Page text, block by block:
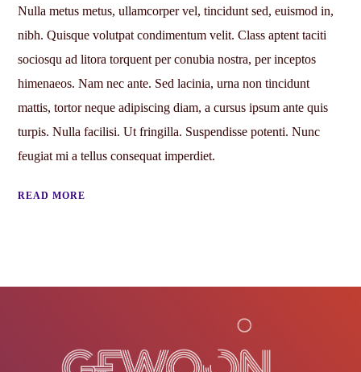
Nulla metus metus, ullamcorper vel, tincidunt sed, euismod in,
nibh. Quisque volutpat condimentum velit. Class aptent taciti
sociosqu ad litora torquent per conubia nostra, per inceptos
himenaeos. Nam nec ante. Sed lacinia, urna non tincidunt
mattis, tortor neque adipiscing diam, a cursus ipsum ante quis
turpis. Nulla facilisi. Ut fringilla. Suspendisse potenti. Nunc
feugiat mi a tellus consequat imperdiet.
READ MORE